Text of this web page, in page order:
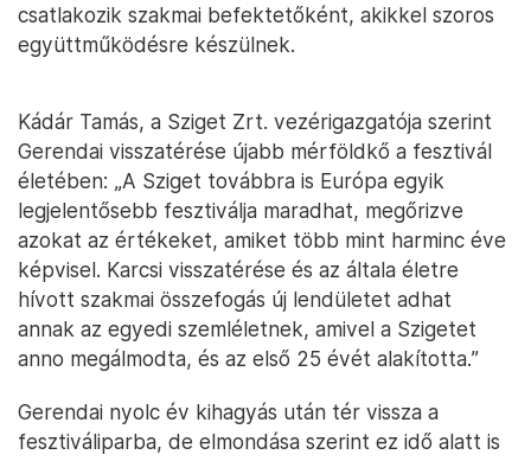
csatlakozik szakmai befektetőként, akikkel szoros
együttműködésre készülnek.
Kádár Tamás, a Sziget Zrt. vezérigazgatója szerint
Gerendai visszatérése újabb mérföldkő a fesztivál
életében: „A Sziget továbbra is Európa egyik
legjelentősebb fesztiválja maradhat, megőrizve
azokat az értékeket, amiket több mint harminc éve
képvisel. Karcsi visszatérése és az általa életre
hívott szakmai összefogás új lendületet adhat
annak az egyedi szemléletnek, amivel a Szigetet
anno megálmodta, és az első 25 évét alakította.”
Gerendai nyolc év kihagyás után tér vissza a
fesztiváliparba, de elmondása szerint ez idő alatt is